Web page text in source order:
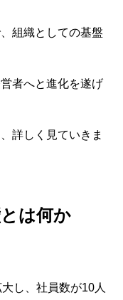
組織としての基盤
者へと進化を遂げ
詳しく見ていきま
は何か
し、社員数が10人